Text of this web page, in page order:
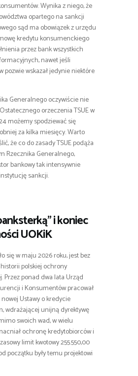
Wynika z niego, że
opartego na sankcji
sąd ma obowiązek z urzędu
kredytu konsumenckiego
przez bank wszystkich
nawet jeśli
pozwie wskazał jedynie niektóre
Generalnego oczywiście nie
orzeczenia TSUE w
możemy spodziewać się
za kilka miesięcy. Warto
że co do zasady TSUE podąża
Rzecznika Generalnego,
bankowy tak intensywnie
sankcji.
i koniec
UOKiK
się w maju 2026 roku, jest bez
polskiej ochrony
Przez ponad dwa lata Urząd
i Konsumentów pracował
Ustawy o kredycie
wdrażającej unijną dyrektywę
swoich wad, w wielu
ochronę kredytobiorców i
limit kwotowy 255.550,00
początku były temu projektowi